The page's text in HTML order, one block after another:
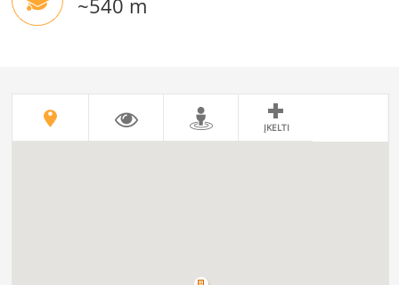
~540 m
ĮKELTI